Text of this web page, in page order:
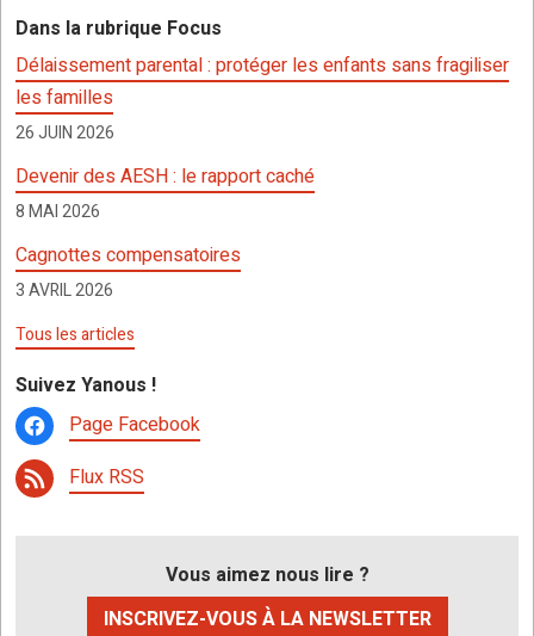
o
o
k
A
p
g
er
c
h
er
Dans la rubrique Focus
Délaissement parental : protéger les enfants sans fragiliser
les familles
26 JUIN 2026
Devenir des AESH : le rapport caché
8 MAI 2026
Cagnottes compensatoires
3 AVRIL 2026
Tous les articles
Suivez Yanous !
Page Facebook
Flux RSS
Vous aimez nous lire ?
INSCRIVEZ-VOUS À LA NEWSLETTER